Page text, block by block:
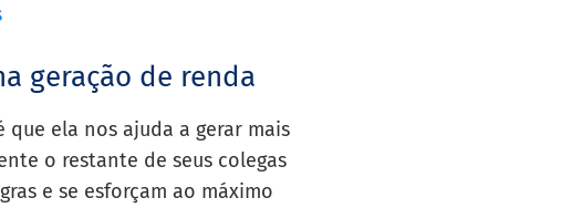
geração de renda
ela nos ajuda a gerar mais
o restante de seus colegas
e se esforçam ao máximo